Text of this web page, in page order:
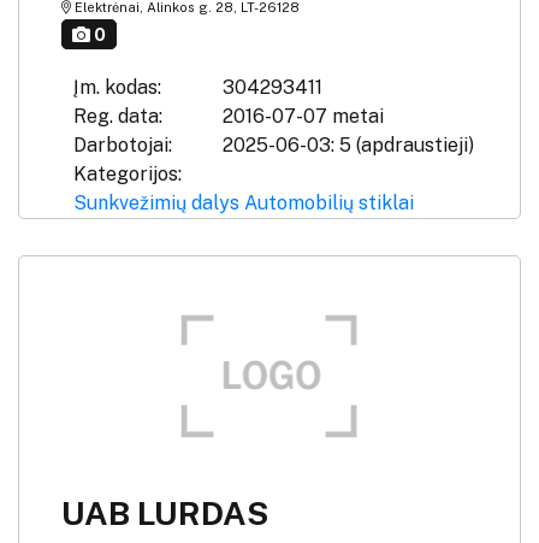
Elektrėnai, Alinkos g. 28, LT-26128
0
Įm. kodas:
304293411
Reg. data:
2016-07-07 metai
Darbotojai:
2025-06-03: 5 (apdraustieji)
Kategorijos:
Sunkvežimių dalys Automobilių stiklai
UAB LURDAS